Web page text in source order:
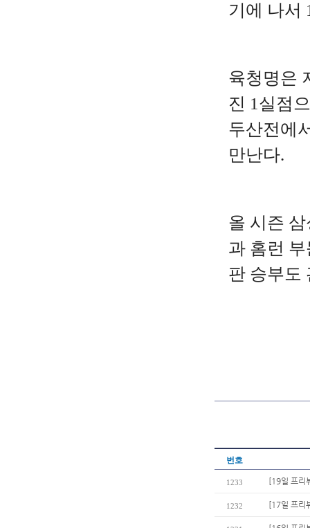
기에 나서
육청명은
진 1실점
두산전에
만난다.
올 시즌 삼
과 홈런 부
판 승부도
번호
1233 [19일 프리
1232 [17일 프리